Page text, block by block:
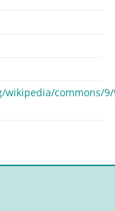
commons/9/